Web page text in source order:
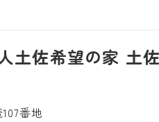
土佐希望の家 土
番地